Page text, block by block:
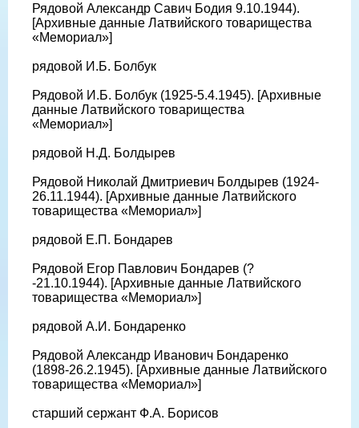
Рядовой Александр Савич Бодия 9.10.1944).
[Архивные данные Латвийского товарищества
«Мемориал»]
рядовой И.Б. Болбук
Рядовой И.Б. Болбук (1925-5.4.1945). [Архивные
данные Латвийского товарищества
«Мемориал»]
рядовой Н.Д. Болдырев
Рядовой Николай Дмитриевич Болдырев (1924-
26.11.1944). [Архивные данные Латвийского
товарищества «Мемориал»]
рядовой Е.П. Бондарев
Рядовой Егор Павлович Бондарев (?
-21.10.1944). [Архивные данные Латвийского
товарищества «Мемориал»]
рядовой А.И. Бондаренко
Рядовой Александр Иванович Бондаренко
(1898-26.2.1945). [Архивные данные Латвийского
товарищества «Мемориал»]
старший сержант Ф.А. Борисов